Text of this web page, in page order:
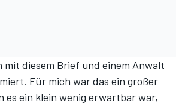
diesem Brief und einem Anwalt
Für mich war das ein großer
es ein klein wenig erwartbar war,